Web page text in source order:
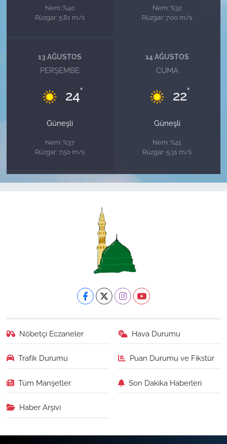
Nem: %40
Rüzgar: 5.81 m/s
Nem: %32
Rüzgar: 7.00 m/s
13 AĞUSTOS
PERŞEMBE
24°
Güneşli
Nem: %37
Rüzgar: 7.50 m/s
14 AĞUSTOS
CUMA
22°
Güneşli
Nem: %41
Rüzgar: 5.31 m/s
Nöbetçi Eczaneler Hava Durumu
Trafik Durumu Puan Durumu ve Fikstür
Tüm Manşetler Son Dakika Haberleri
Haber Arşivi